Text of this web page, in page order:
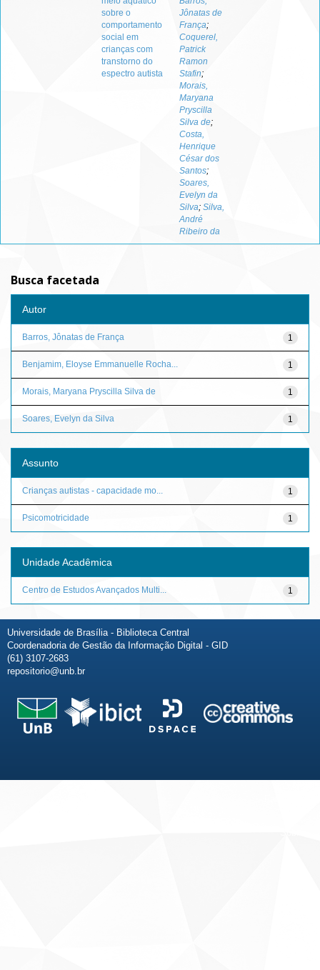
sobre o
comportamento
social em
crianças com
transtorno do
espectro autista
Jônatas de
França;
Coquerel,
Patrick
Ramon
Stafin;
Morais,
Maryana
Pryscilla
Silva de;
Costa,
Henrique
César dos
Santos;
Soares,
Evelyn da
Silva; Silva,
André
Ribeiro da
Busca facetada
Autor
1
Barros, Jônatas de França
1
Benjamim, Eloyse Emmanuelle Rocha...
1
Morais, Maryana Pryscilla Silva de
1
Soares, Evelyn da Silva
Assunto
1
Crianças autistas - capacidade mo...
1
Psicomotricidade
Unidade Acadêmica
1
Centro de Estudos Avançados Multi...
Universidade de Brasília - Biblioteca Central
Coordenadoria de Gestão da Informação Digital - GID
(61) 3107-2683
repositorio@unb.br